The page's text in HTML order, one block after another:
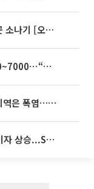
35도 안팎 무더위 이어져…전국 곳곳 소나기 [오늘 날씨]
[주간증시전망] 다음주 코스피 6000~7000⋯“外人 수급은 정책이 변수”
동해안은 시간당 80㎜ 폭우, 그 외 지역은 폭염…‘극과 극 날씨’
뉴욕증시, 연준 금리인상 기대감 꺾이자 상승...S&P500 사상 최고치 [종합]